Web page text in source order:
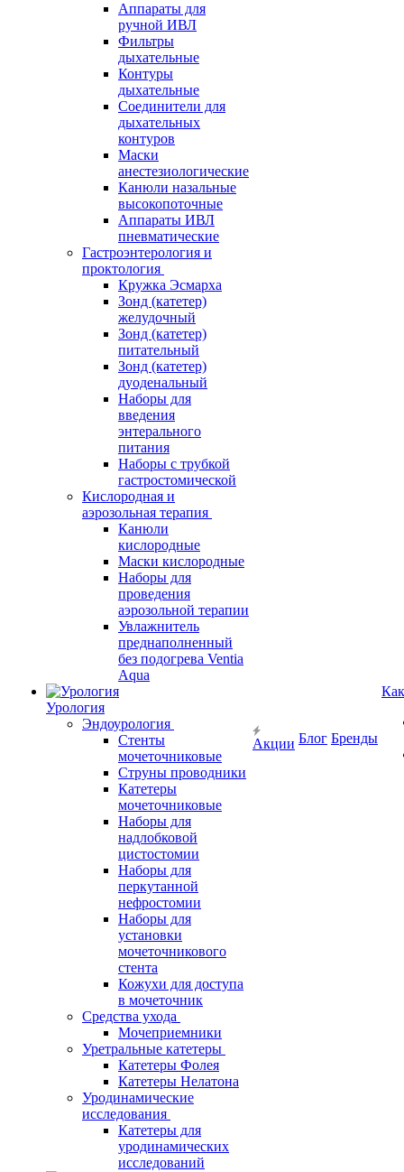
Аппараты для
ручной ИВЛ
Фильтры
дыхательные
Контуры
дыхательные
Соединители для
дыхательных
контуров
Маски
анестезиологические
Канюли назальные
высокопоточные
Аппараты ИВЛ
пневматические
Гастроэнтерология и
проктология
Кружка Эсмарха
Зонд (катетер)
желудочный
Зонд (катетер)
питательный
Зонд (катетер)
дуоденальный
Наборы для
введения
энтерального
питания
Наборы с трубкой
гастростомической
Кислородная и
аэрозольная терапия
Канюли
кислородные
Маски кислородные
Наборы для
проведения
аэрозольной терапии
Увлажнитель
преднаполненный
без подогрева Ventia
Aqua
Урология
Эндоурология
Стенты
мочеточниковые
Струны проводники
Катетеры
мочеточниковые
Наборы для
надлобковой
цистостомии
Наборы для
перкутанной
нефростомии
Наборы для
установки
мочеточникового
стента
Кожухи для доступа
в мочеточник
Средства ухода
Мочеприемники
Уретральные катетеры
Катетеры Фолея
Катетеры Нелатона
Уродинамические
исследования
Катетеры для
уродинамических
исследований
Акции Блог Бренды